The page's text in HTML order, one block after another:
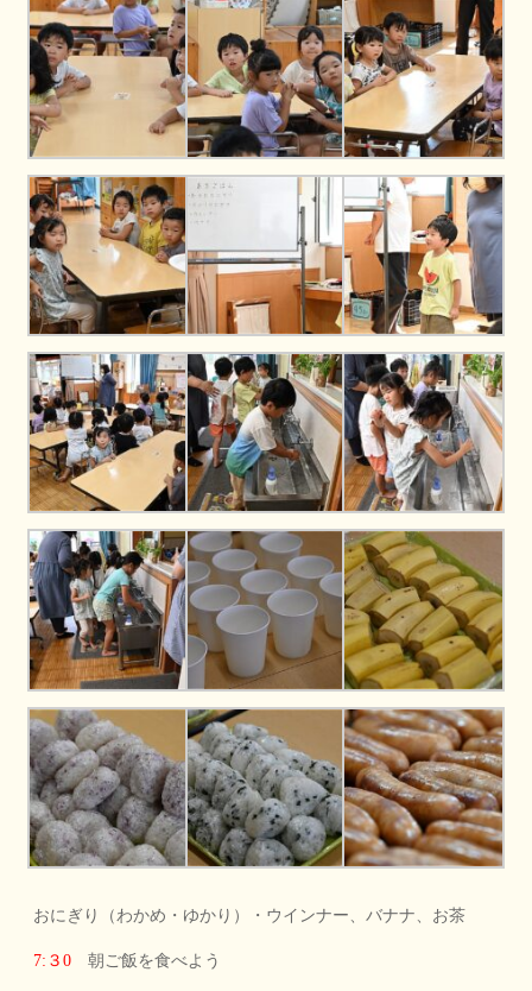
おにぎり（わかめ・ゆかり）・ウインナー、バナナ、お茶
7:３0 朝ご飯を食べよう